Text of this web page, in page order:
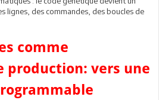
lignes, des commandes, des boucles de
comme
production: vers une